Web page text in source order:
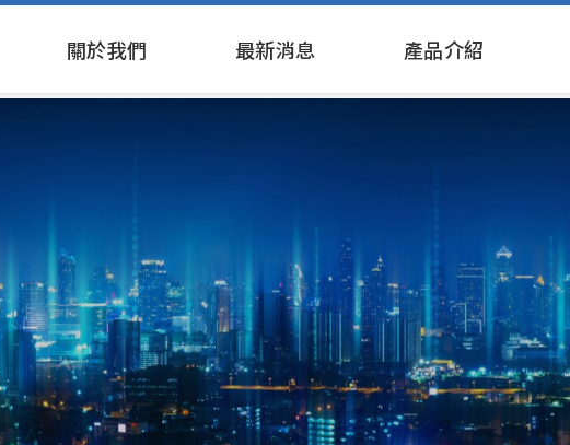
關於我們 最新消息 產品介紹